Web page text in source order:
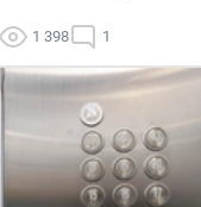
1 398 1